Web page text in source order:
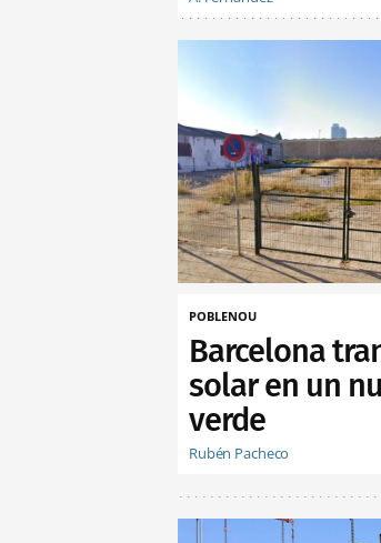
POBLENOU
Barcelona
solar en un
verde
Rubén Pacheco